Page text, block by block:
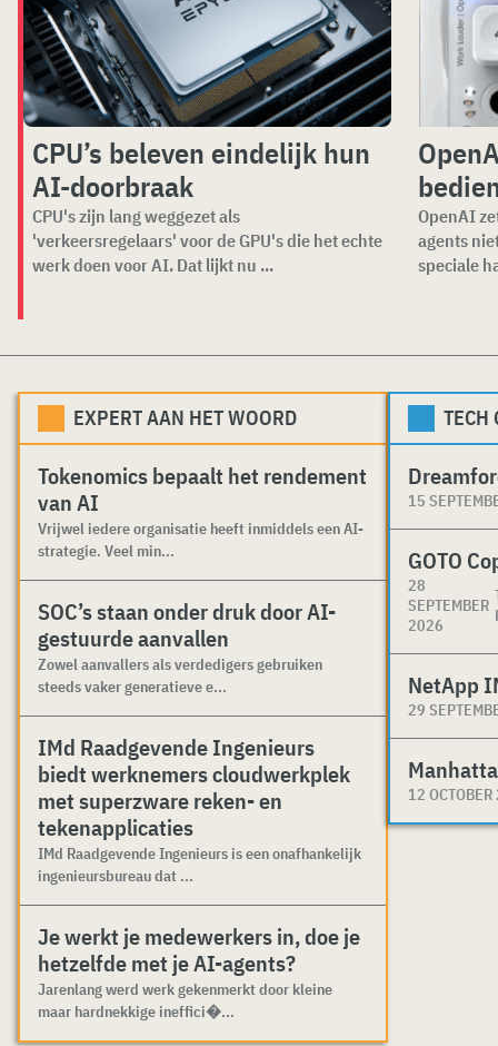
CPU’s beleven eindelijk hun
AI-doorbraak
CPU's zijn lang weggezet als
'verkeersregelaars' voor de GPU's die het echte
werk doen voor AI. Dat lijkt nu ...
OpenAI
agents
speciale
EXPERT AAN HET WOORD
Tokenomics bepaalt het rendement
van AI
Vrijwel iedere organisatie heeft inmiddels een AI-
strategie. Veel min...
SOC’s staan onder druk door AI-
gestuurde aanvallen
Zowel aanvallers als verdedigers gebruiken
steeds vaker generatieve e...
IMd Raadgevende Ingenieurs
biedt werknemers cloudwerkplek
met superzware reken- en
tekenapplicaties
IMd Raadgevende Ingenieurs is een onafhankelijk
ingenieursbureau dat ...
Je werkt je medewerkers in, doe je
hetzelfde met je AI-agents?
Jarenlang werd werk gekenmerkt door kleine
maar hardnekkige ineffici�...
TECH
15
GOTO
28
SEPTEMBER
2026
NetApp
29
12